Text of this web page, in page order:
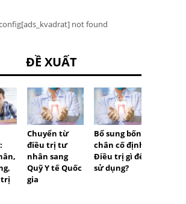
not found
ĐỀ XUẤT
trị
Chuyển từ
điều trị tư
nhân sang
Quỹ Y tế Quốc
gia
Bổ sung bốn
chân cố định.
Điều trị gì để
sử dụng?